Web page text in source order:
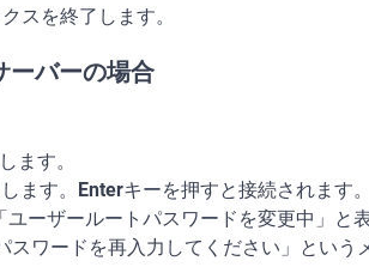
スを終了します。
ーバーの場合
ます。
ます。 Enterキーを押すと接続されます。
ーザールートパスワードを変更中」と
ワードを再入力してください」という